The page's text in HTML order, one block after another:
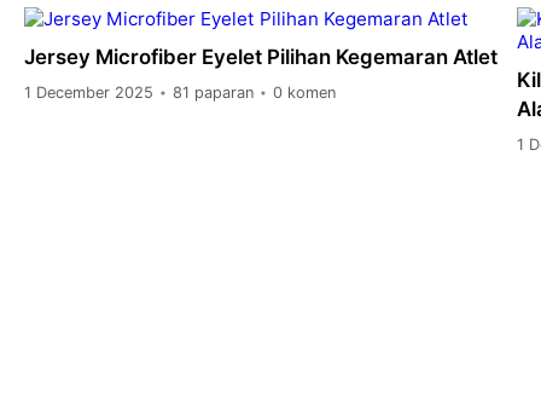
Jersey Microfiber Eyelet Pilihan Kegemaran Atlet
1 December 2025 • 81 paparan • 0 komen
1